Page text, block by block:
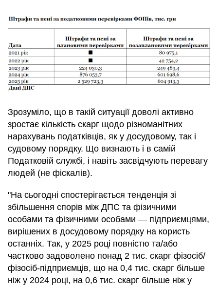
Зрозуміло, що в такій ситуації доволі активно
зростає кількість скарг щодо різноманітних
нарахувань податківців, як у досудовому, так і
судовому порядку. Що визнають і в самій
Податковій службі, і навіть засвідчують перевагу
людей (не фіскалів).
"На сьогодні спостерігається тенденція зі
збільшення спорів між ДПС та фізичними
особами та фізичними особами — підприємцями,
вирішених в досудовому порядку на користь
останніх. Так, у 2025 році повністю та/або
частково задоволено понад 2 тис. скарг фізосіб/
фізосіб-підприємців, що на 0,4 тис. скарг більше
ніж у 2024 році, на 0,6 тис. скарг більше ніж у